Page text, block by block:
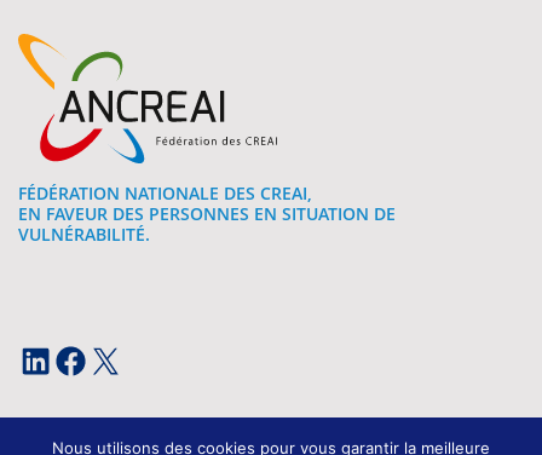
FÉDÉRATION NATIONALE DES CREAI,
EN FAVEUR DES PERSONNES EN SITUATION DE
VULNÉRABILITÉ.
LinkedIn Facebook X
Nous utilisons des cookies pour vous garantir la meilleure